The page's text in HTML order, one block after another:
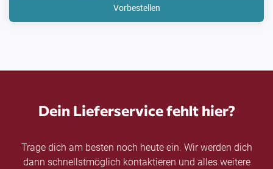
Vorbestellen
Dein Lieferservice fehlt hier?
Trage dich am besten noch heute ein. Wir werden dich
dann schnellstmöglich kontaktieren und alles weitere